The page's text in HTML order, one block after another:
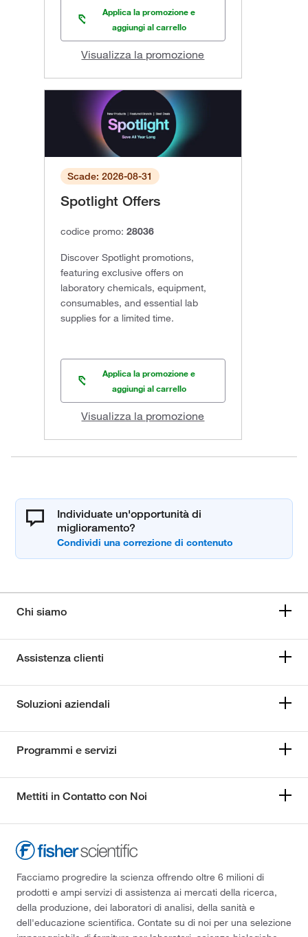
Applica la promozione e
aggiungi al carrello
Visualizza la promozione
Scade: 2026-08-31
Spotlight Offers
codice promo: 28036
Discover Spotlight promotions,
featuring exclusive offers on
laboratory chemicals, equipment,
consumables, and essential lab
supplies for a limited time.
Applica la promozione e
aggiungi al carrello
Visualizza la promozione
Individuate un'opportunità di
miglioramento?
Chi siamo
Assistenza clienti
Soluzioni aziendali
Programmi e servizi
Mettiti in Contatto con Noi
Facciamo progredire la scienza offrendo oltre 6 milioni di
prodotti e ampi servizi di assistenza ai mercati della ricerca,
della produzione, dei laboratori di analisi, della sanità e
dell'educazione scientifica. Contate su di noi per una selezione